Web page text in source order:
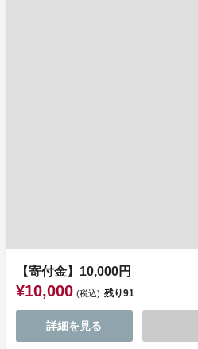
【寄付金】10,000円
¥10,000 (税込) 残り91
詳細を見る